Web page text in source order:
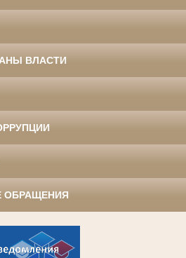
ВЛАСТИ
ОБРАЩЕНИЯ